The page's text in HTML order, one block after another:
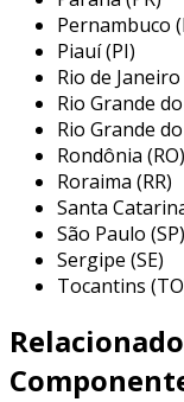
Pernambuco
Piauí (PI)
Rio de Janeiro
Rio Grande
Rio Grande do
Rondônia (RO)
Roraima (RR)
Santa
São Paulo (SP)
Sergipe (SE)
Tocantins